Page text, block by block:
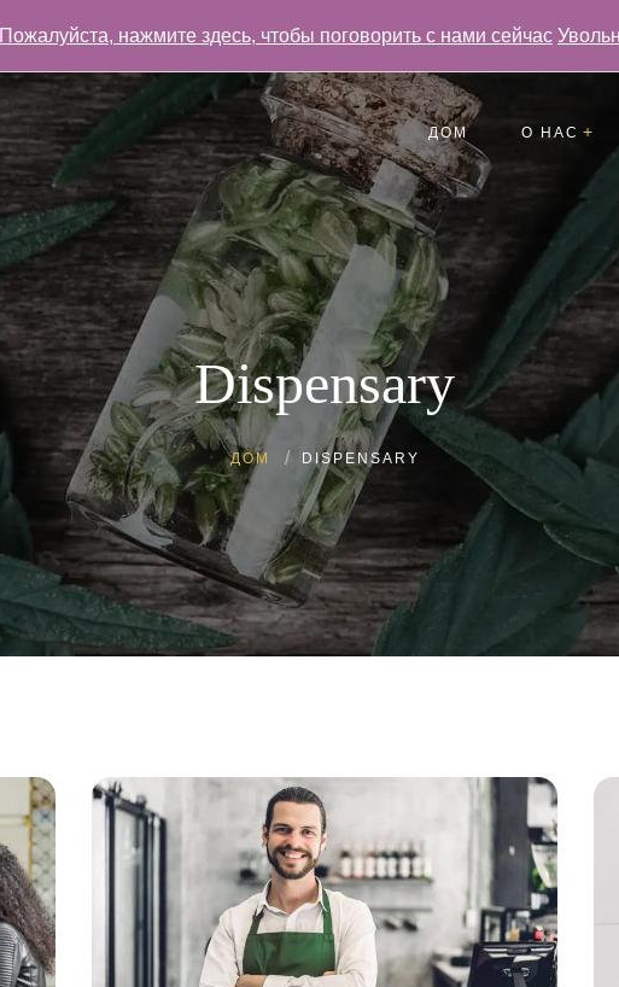
ДОМ О НАС
Отзывы
Часто задаваемые
Dispensary
ДОМ DISPENSARY
Пожалуйста, нажмите здесь, чтобы поговорить с нами сейчас